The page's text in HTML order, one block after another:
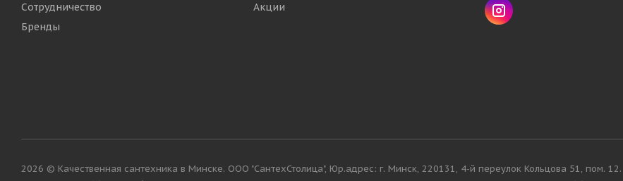
Сотрудничество
Бренды
Акции
2026 © Качественная сантехника в Минске. ООО "СантехСтолица", Юр.адрес: г. Минск, 220131, 4-й переулок Кольцова 51, пом. 12.